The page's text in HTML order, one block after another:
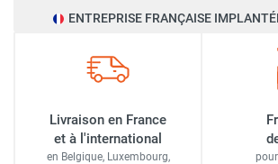
ENTREPRISE FRANÇAISE
Livraison en France
et à l'international
en Belgique, Luxembourg,